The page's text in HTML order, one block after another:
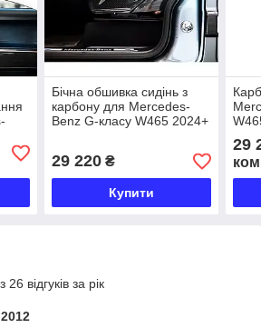
Бічна обшивка сидінь з
карбону для Mercedes-
Benz G-класу W465 2024+
29 220₴
Купити
29
відгуків за рік